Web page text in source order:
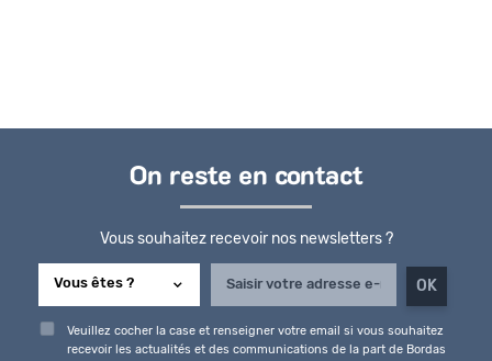
On reste en contact
Vous souhaitez recevoir nos newsletters ?
Veuillez cocher la case et renseigner votre email si vous souhaitez
recevoir les actualités et des communications de la part de Bordas